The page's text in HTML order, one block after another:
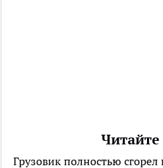
Грузовик полностью